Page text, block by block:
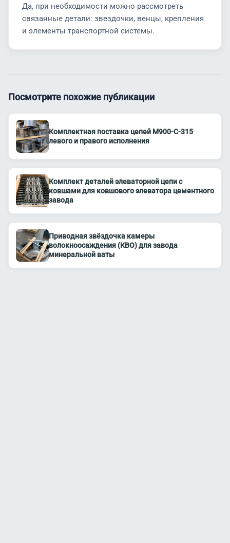
Да, при необходимости можно рассмотреть
связанные детали: звездочки, венцы, крепления
и элементы транспортной системы.
Посмотрите похожие публикации
Комплектная поставка цепей М900-С-315
левого и правого исполнения
Комплект деталей элеваторной цепи с
ковшами для ковшового элеватора цементного
завода
Приводная звёздочка камеры
волокноосаждения (КВО) для завода
минеральной ваты